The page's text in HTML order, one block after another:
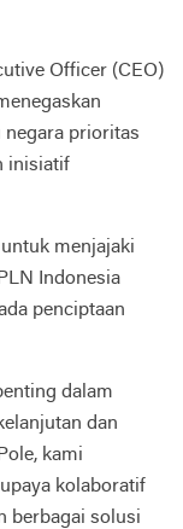
Officer (CEO)
negara prioritas
inisiatif
menjajaki
Indonesia
penciptaan
dalam
dan
kami
kolaboratif
berbagai solusi